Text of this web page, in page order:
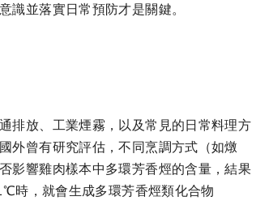
識並落實日常預防才是關鍵。
排放、工業煙霧，以及常見的日常料理方
外曾有研究評估，不同烹調方式（如燉
影響雞肉樣本中多環芳香烴的含量，結果
時，就會生成多環芳香烴類化合物